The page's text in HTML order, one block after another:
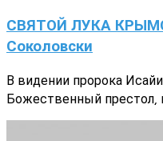
СВЯТОЙ ЛУКА
Соколовски
В видении пророка
Божественный престол,